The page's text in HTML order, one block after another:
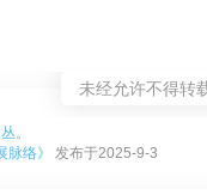
未经允许不得转
。
脉络》 发布于2025-9-3